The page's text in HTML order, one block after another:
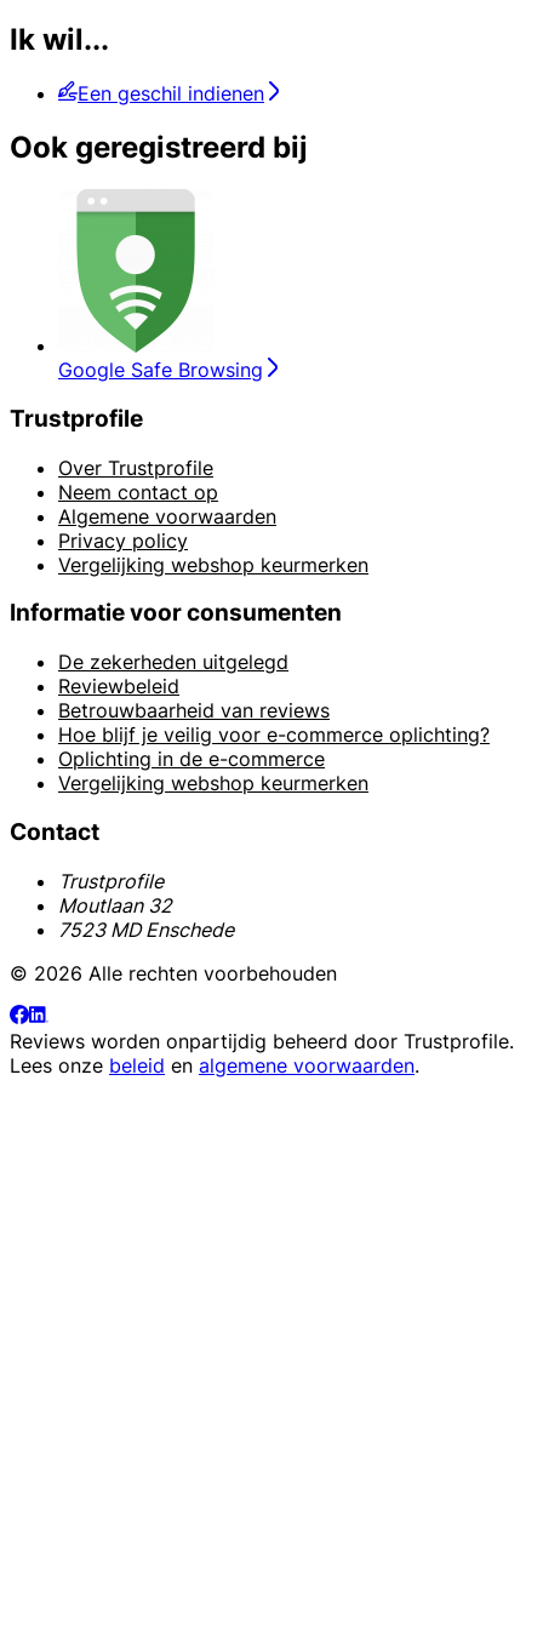
Ik wil...
Een geschil indienen
Ook geregistreerd bij
Google Safe Browsing
Trustprofile
Over Trustprofile
Neem contact op
Algemene voorwaarden
Privacy policy
Vergelijking webshop keurmerken
Informatie voor consumenten
De zekerheden uitgelegd
Reviewbeleid
Betrouwbaarheid van reviews
Hoe blijf je veilig voor e-commerce oplichting?
Oplichting in de e-commerce
Vergelijking webshop keurmerken
Contact
Trustprofile
Moutlaan 32
7523 MD Enschede
© 2026 Alle rechten voorbehouden
Reviews worden onpartijdig beheerd door Trustprofile.
Lees onze beleid en algemene voorwaarden.